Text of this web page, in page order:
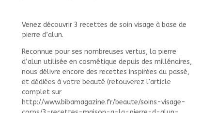
Venez découvrir 3 recettes de soin visage à base de
pierre d’alun.
Reconnue pour ses nombreuses vertus, la pierre
d’alun utilisée en cosmétique depuis des millénaires,
nous délivre encore des recettes inspirées du passé,
et dédiées à votre beauté (retouverez l’article
complet sur
http://www.bibamagazine.fr/beaute/soins-visage-